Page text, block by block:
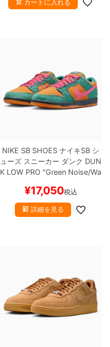
カートに入れる
NIKE SB SHOES ナイキSB シ
ューズ スニーカー ダンク DUN
K LOW PRO "Green Noise/Wa
ートボード スケボー【キャン
セル/返品/交換不可商品】
¥17,050税込
詳細を見る